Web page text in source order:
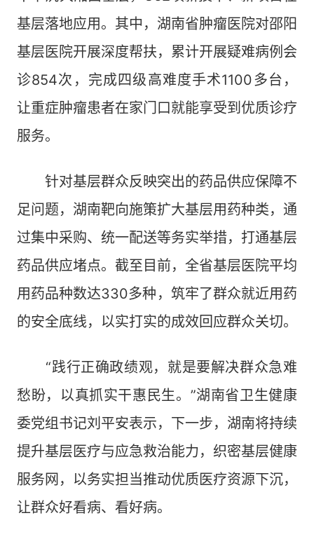
基层落地应用。其中，湖南省肿瘤医院对邵阳
基层医院开展深度帮扶，累计开展疑难病例会
诊854次，完成四级高难度手术1100多台，
让重症肿瘤患者在家门口就能享受到优质诊疗
服务。
针对基层群众反映突出的药品供应保障不
足问题，湖南靶向施策扩大基层用药种类，通
过集中采购、统一配送等务实举措，打通基层
药品供应堵点。截至目前，全省基层医院平均
用药品种数达330多种，筑牢了群众就近用药
的安全底线，以实打实的成效回应群众关切。
“践行正确政绩观，就是要解决群众急难
愁盼，以真抓实干惠民生。”湖南省卫生健康
委党组书记刘平安表示，下一步，湖南将持续
提升基层医疗与应急救治能力，织密基层健康
服务网，以务实担当推动优质医疗资源下沉，
让群众好看病、看好病。